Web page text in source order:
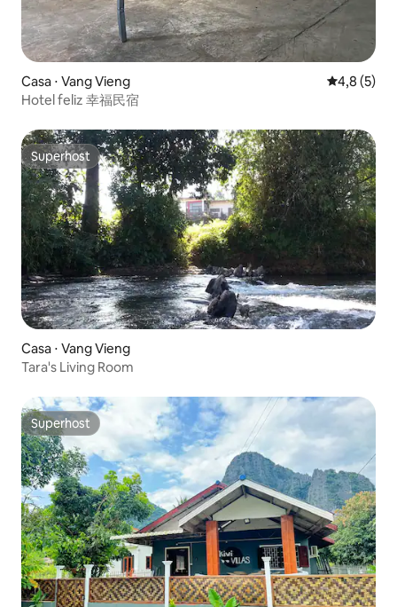
Casa ⋅ Vang Vieng 4,8 de
4,8 (5)
Hotel feliz 幸福民宿
Superhost
Superhost
Casa ⋅ Vang Vieng
Tara's Living Room
Superhost
Superhost